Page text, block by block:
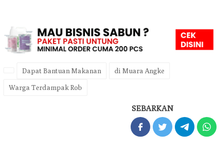
Dapat Bantuan Makanan di Muara Angke
Warga Terdampak Rob
SEBARKAN